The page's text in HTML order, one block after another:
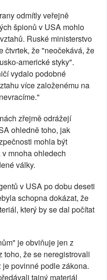
odmítly veřejně
špionů v USA mohlo
Ruské ministerstvo
čtvrtek, že "neočekává, že
americké styky".
vydalo podobné
více založenému na
zřejmě odrážejí
ohledně toho, jak
mohla být
mnoha ohledech
války.
v USA po dobu deseti
schopna dokázat, že
který by se dal počítat
je obviňuje jen z
toho, že se neregistrovali
povinné podle zákona.
tajný materiál